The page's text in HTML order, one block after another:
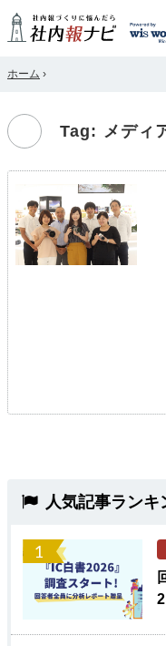
ホーム ›
Tag: メディ
人気記事ランキ
1